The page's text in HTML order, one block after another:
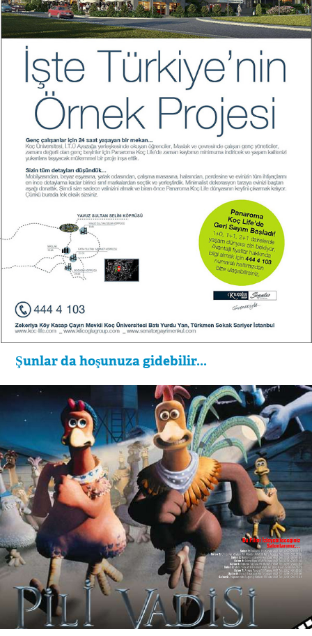
Şunlar da hoşunuza gidebilir...
Piletta Satış Kampanyası ve İmaj İlanı